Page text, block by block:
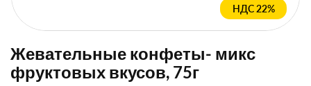
НДС 22%
Жевательные конфеты- микс
фруктовых вкусов, 75г